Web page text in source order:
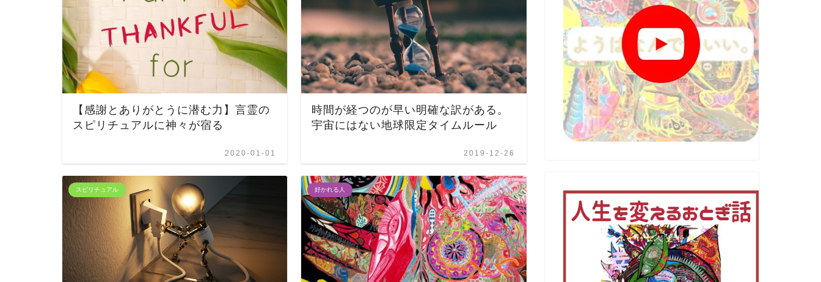
【感謝とありがとうに潜む力】言霊の
スピリチュアルに神々が宿る
2020-01-01
時間が経つのが早い明確な訳がある。
宇宙にはない地球限定タイムルール
2019-12-26
スピリチュアル 好かれる人